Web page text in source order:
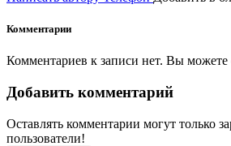
Комментарии
Комментариев к записи нет. Вы можете
Добавить комментарий
Оставлять комментарии могут только
пользователи!